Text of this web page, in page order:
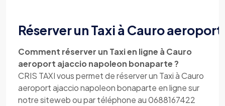
Réserver un Taxi à Cauro
Comment réserver un Taxi en ligne à Cauro
aeroport ajaccio napoleon bonaparte ?
CRIS TAXI vous permet de réserver un Taxi à Cauro
aeroport ajaccio napoleon bonaparte en ligne sur
notre siteweb ou par téléphone au 0688167422